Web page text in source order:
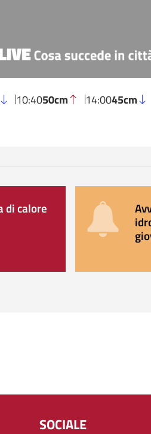
10:4050cm 14:0045cm
di calore
SOCIALE